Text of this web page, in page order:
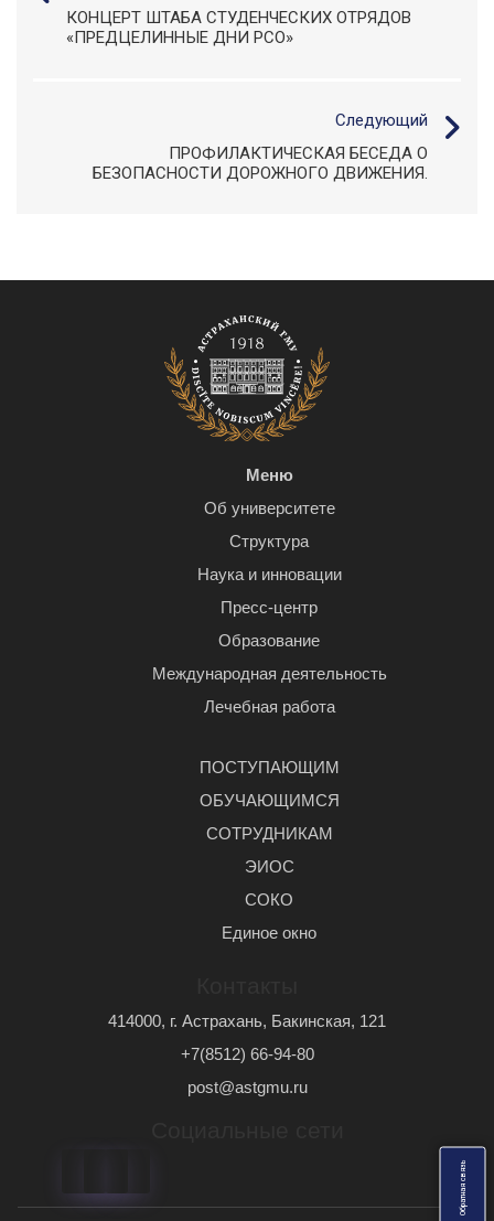
О
б
р
а
т
н
а
я
с
в
я
з
ь
КОНЦЕРТ ШТАБА СТУДЕНЧЕСКИХ ОТРЯДОВ
«ПРЕДЦЕЛИННЫЕ ДНИ РСО»
Следующий
ПРОФИЛАКТИЧЕСКАЯ БЕСЕДА О
БЕЗОПАСНОСТИ ДОРОЖНОГО ДВИЖЕНИЯ.
Меню
Об университете
Структура
Наука и инновации
Пресс-центр
Образование
Международная деятельность
Лечебная работа
ПОСТУПАЮЩИМ
ОБУЧАЮЩИМСЯ
СОТРУДНИКАМ
ЭИОС
СОКО
Единое окно
414000, г. Астрахань, Бакинская, 121
+7(8512) 66-94-80
post@astgmu.ru